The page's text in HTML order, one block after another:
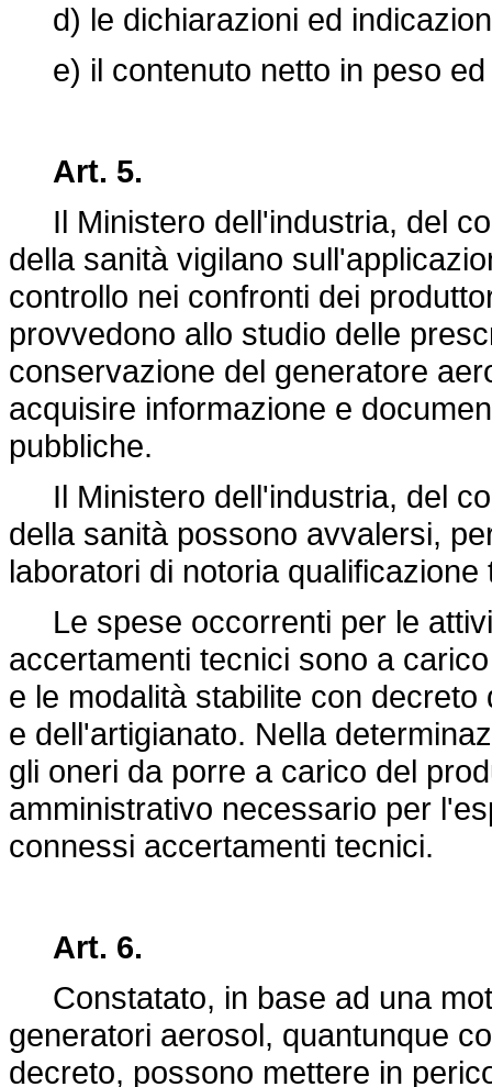
d) le dichiarazioni ed
e) il contenuto netto in peso ed
Art. 5.
Il Ministero dell'industria, del
della sanità vigilano
controllo nei confronti dei
provvedono allo studio delle
conservazione del generatore
acquisire informazione e
pubbliche.
Il Ministero dell'industria, del
della sanità possono avvalersi,
laboratori di notoria
Le spese occorrenti per le
accertamenti tecnici sono a
e le modalità stabilite con
e dell'artigianato. Nella
gli oneri da porre a carico del
amministrativo necessario per
connessi accertamenti tecnici.
Art. 6.
Constatato, in base ad una
generatori aerosol, quantunque
decreto, possono mettere in